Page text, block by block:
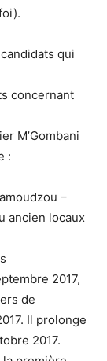
qui
concernant
M’Gombani
:
–
ancien locaux
2017,
de
Il prolonge
2017.